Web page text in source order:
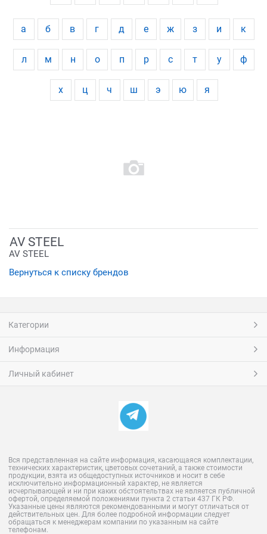
а б в г д е ж з и к
л м н о п р с т у ф
х ц ч ш э ю я
AV STEEL
AV STEEL
Вернуться к списку брендов
Категории
Информация
Личный кабинет
Вся представленная на сайте информация, касающаяся комплектации,
технических характеристик, цветовых сочетаний, а также стоимости
продукции, взята из общедоступных источников и носит в себе
исключительно информационный характер, не является
исчерпывающей и ни при каких обстоятельтвах не является публичной
офертой, определяемой положениями пункта 2 статьи 437 ГК РФ.
Указанные цены являются рекомендованными и могут отличаться от
действительных цен. Для более подробной информации следует
обращаться к менеджерам компании по указанным на сайте
телефонам.